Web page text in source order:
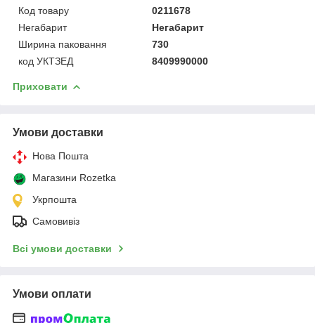
Код товару
0211678
Негабарит
Негабарит
Ширина паковання
730
код УКТЗЕД
8409990000
Приховати
Умови доставки
Нова Пошта
Магазини Rozetka
Укрпошта
Самовивіз
Всі умови доставки
Умови оплати